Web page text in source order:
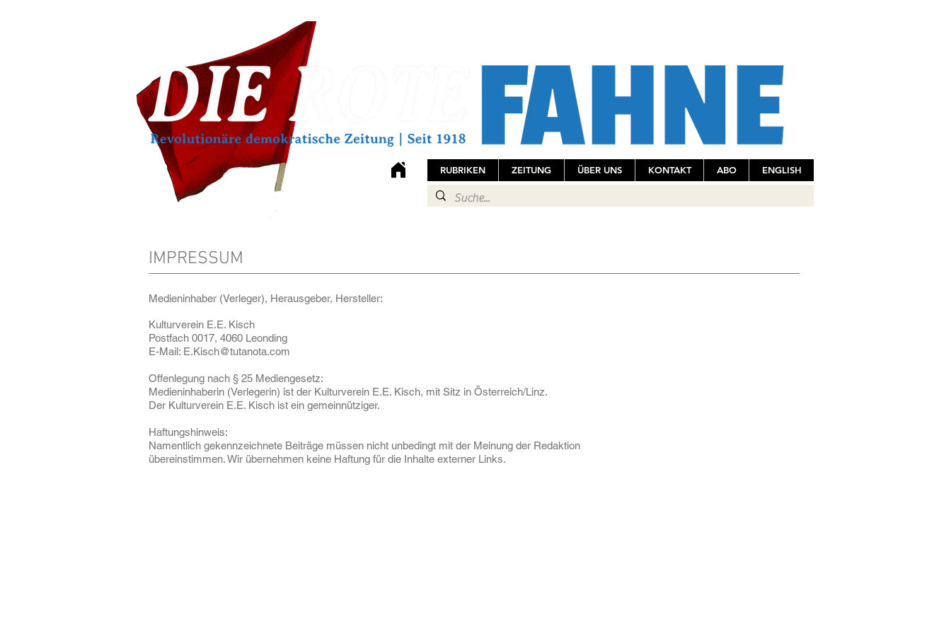
RUBRIKEN ZEITUNG ÜBER UNS KONTAKT ABO ENGLISH
IMPRESSUM
Medieninhaber (Verleger), Herausgeber, Hersteller:
Kulturverein E.E. Kisch
Postfach 0017, 4060 Leonding
E-Mail: E.Kisch@tutanota.com
Offenlegung nach § 25 Mediengesetz:
Medieninhaberin (Verlegerin) ist der Kulturverein E.E. Kisch, mit Sitz in Österreich/Linz.
Der Kulturverein E.E. Kisch ist ein gemeinnütziger.
Haftungshinweis:
Namentlich gekennzeichnete Beiträge müssen nicht unbedingt mit der Meinung der Redaktion
übereinstimmen. Wir übernehmen keine Haftung für die Inhalte externer Links.